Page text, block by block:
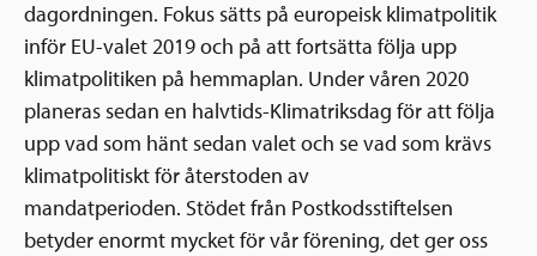
dagordningen. Fokus sätts på europeisk klimatpolitik
inför EU-valet 2019 och på att fortsätta följa upp
klimatpolitiken på hemmaplan. Under våren 2020
planeras sedan en halvtids-Klimatriksdag för att följa
upp vad som hänt sedan valet och se vad som krävs
klimatpolitiskt för återstoden av
mandatperioden. Stödet från Postkodsstiftelsen
betyder enormt mycket för vår förening, det ger oss